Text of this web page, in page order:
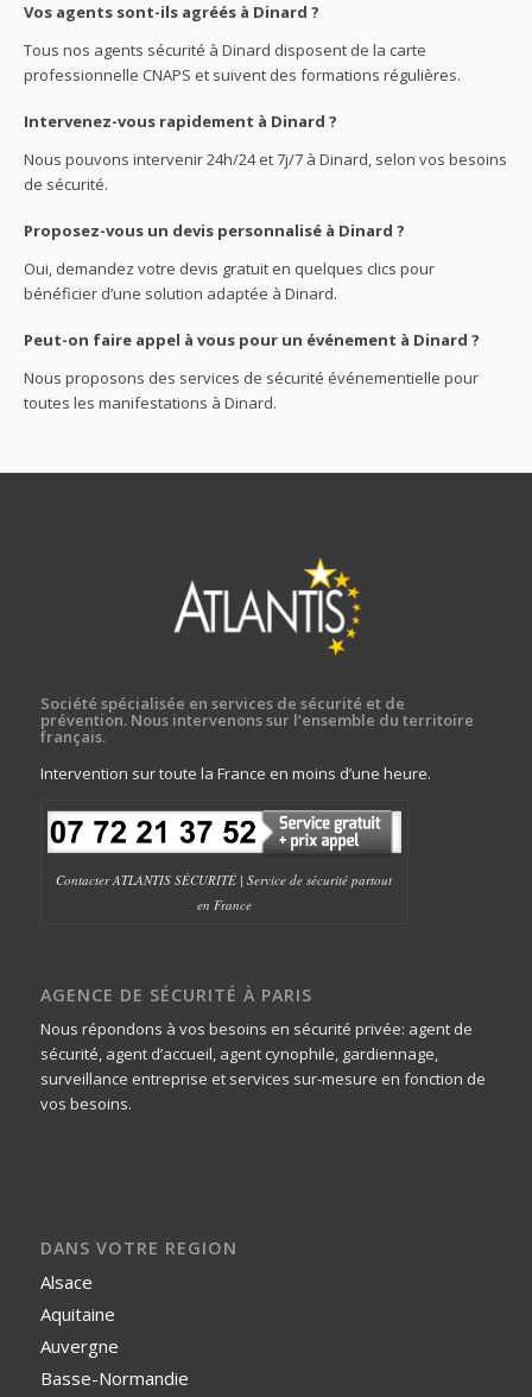
Vos agents sont-ils agréés à Dinard ?
Tous nos agents sécurité à Dinard disposent de la carte
professionnelle CNAPS et suivent des formations régulières.
Intervenez-vous rapidement à Dinard ?
Nous pouvons intervenir 24h/24 et 7j/7 à Dinard, selon vos besoins
de sécurité.
Proposez-vous un devis personnalisé à Dinard ?
Oui, demandez votre devis gratuit en quelques clics pour
bénéficier d’une solution adaptée à Dinard.
Peut-on faire appel à vous pour un événement à Dinard ?
Nous proposons des services de sécurité événementielle pour
toutes les manifestations à Dinard.
Société spécialisée en services de sécurité et de
prévention. Nous intervenons sur l’ensemble du territoire
français.
Intervention sur toute la France en moins d’une heure.
Contacter ATLANTIS SÉCURITÉ | Service de sécurité partout
en France
AGENCE DE SÉCURITÉ À PARIS
Nous répondons à vos besoins en sécurité privée: agent de
sécurité, agent d’accueil, agent cynophile, gardiennage,
surveillance entreprise et services sur-mesure en fonction de
vos besoins.
DANS VOTRE REGION
Alsace
Aquitaine
Auvergne
Basse-Normandie